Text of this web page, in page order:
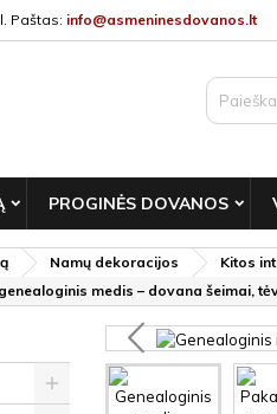
Paštas: info@asmeninesdovanos.lt
PROGINĖS DOVANOS
Namų dekoracijos
Kitos
medis – dovana šeimai,